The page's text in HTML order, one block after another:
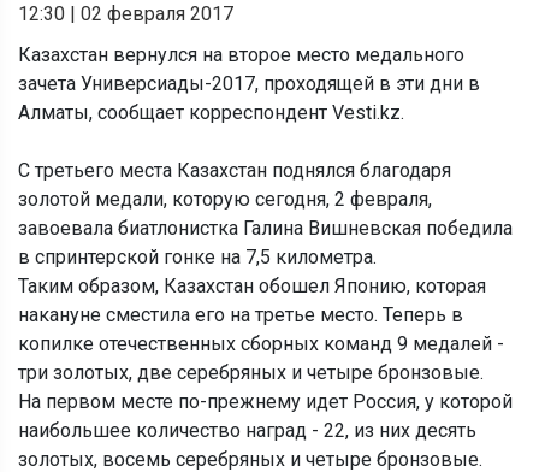
12:30 | 02 февраля 2017
Казахстан вернулся на второе место медального
зачета Универсиады-2017, проходящей в эти дни в
Алматы, сообщает корреспондент Vesti.kz.
С третьего места Казахстан поднялся благодаря
золотой медали, которую сегодня, 2 февраля,
завоевала биатлонистка Галина Вишневская победила
в спринтерской гонке на 7,5 километра.
Таким образом, Казахстан обошел Японию, которая
накануне сместила его на третье место. Теперь в
копилке отечественных сборных команд 9 медалей -
три золотых, две серебряных и четыре бронзовые.
На первом месте по-прежнему идет Россия, у которой
наибольшее количество наград - 22, из них десять
золотых, восемь серебряных и четыре бронзовые.